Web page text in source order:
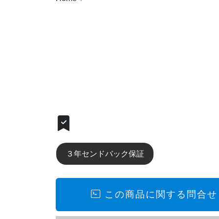
３年センドバック保証
この商品に関する問合せ
完売しましたが、同等クラス商品ご紹